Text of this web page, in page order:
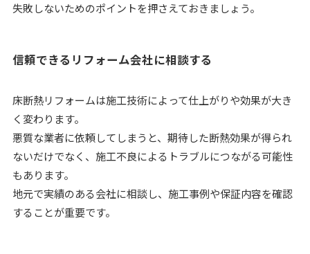
失敗しないためのポイントを押さえておきましょう。
信頼できるリフォーム会社に相談する
床断熱リフォームは施工技術によって仕上がりや効果が大き
く変わります。
悪質な業者に依頼してしまうと、期待した断熱効果が得られ
ないだけでなく、施工不良によるトラブルにつながる可能性
もあります。
地元で実績のある会社に相談し、施工事例や保証内容を確認
することが重要です。